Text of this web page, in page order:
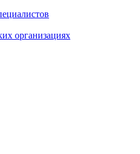
организациях